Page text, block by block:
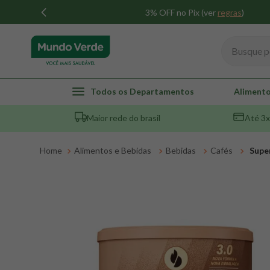
3% OFF no Pix (ver regras)
Todos os Departamentos
Maior rede do brasil Até
Alimentos e Bebidas Bebidas Cafés
TERMOS MAIS BUSCADOS
1º whey
2º creatina
8 snack proteico mundo verde